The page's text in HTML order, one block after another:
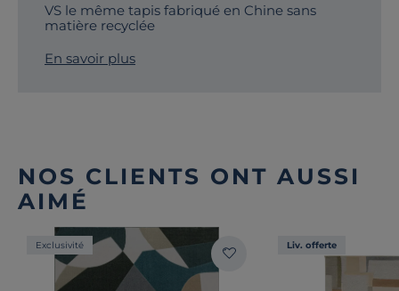
VS le même tapis fabriqué en Chine sans
matière recyclée
En savoir plus
NOS CLIENTS ONT AUSSI
AIMÉ
Exclusivité Liv. offerte